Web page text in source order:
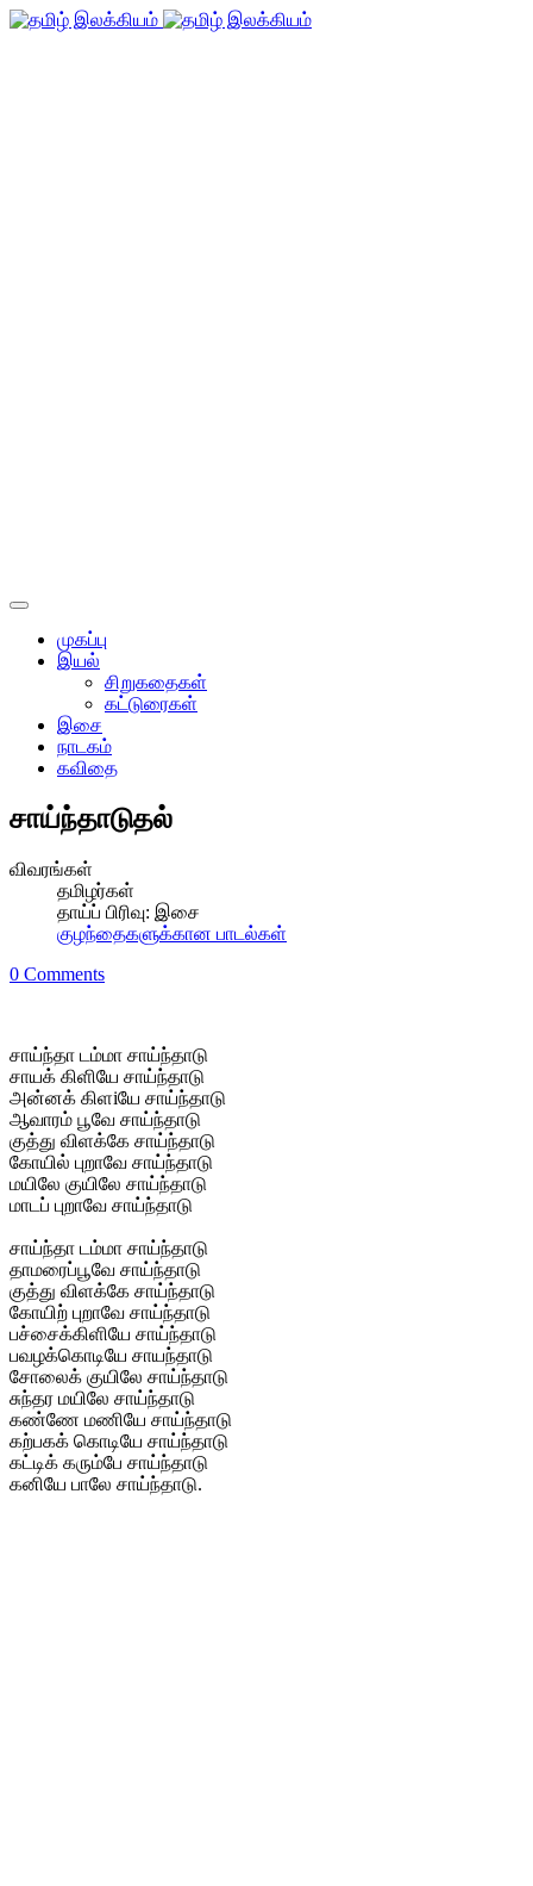
முகப்பு
இயல்
சிறுகதைகள்
கட்டுரைகள்
இசை
நாடகம்
கவிதை
சாய்ந்தாடுதல்
விவரங்கள்
தமிழர்கள்
தாய்ப் பிரிவு: இசை
குழந்தைகளுக்கான பாடல்கள்
0 Comments
சாய்ந்தா டம்மா சாய்ந்தாடு
சாயக் கிளியே சாய்ந்தாடு
அன்னக் கிளiயே சாய்ந்தாடு
ஆவாரம் பூவே சாய்ந்தாடு
குத்து விளக்கே சாய்ந்தாடு
கோயில் புறாவே சாய்ந்தாடு
மயிலே குயிலே சாய்ந்தாடு
மாடப் புறாவே சாய்ந்தாடு
சாய்ந்தா டம்மா சாய்ந்தாடு
தாமரைப்பூவே சாய்ந்தாடு
குத்து விளக்கே சாய்ந்தாடு
கோயிற் புறாவே சாய்ந்தாடு
பச்சைக்கிளியே சாய்ந்தாடு
பவழக்கொடியே சாயந்தாடு
சோலைக் குயிலே சாய்ந்தாடு
சுந்தர மயிலே சாய்ந்தாடு
கண்ணே மணியே சாய்ந்தாடு
கற்பகக் கொடியே சாய்ந்தாடு
கட்டிக் கரும்பே சாய்ந்தாடு
கனியே பாலே சாய்ந்தாடு.